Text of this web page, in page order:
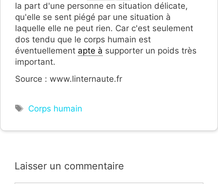
la part d'une personne en situation délicate,
qu'elle se sent piégé par une situation à
laquelle elle ne peut rien. Car c'est seulement
dos tendu que le corps humain est
éventuellement apte à supporter un poids très
important.
Source : www.linternaute.fr
Étiquettes
Corps humain
Laisser un commentaire